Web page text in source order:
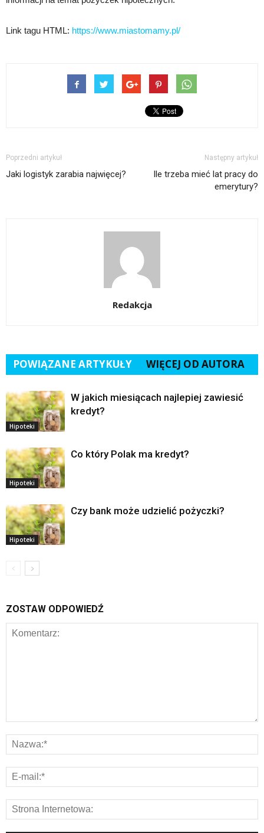
Link tagu HTML: https://www.miastomamy.pl/
Poprzedni artykuł
Jaki logistyk zarabia najwięcej?
Następny artykuł
Ile trzeba mieć lat pracy do
emerytury?
Redakcja
POWIĄZANE ARTYKUŁY WIĘCEJ OD AUTORA
Hipoteki
W jakich miesiącach najlepiej zawiesić
kredyt?
Hipoteki
Co który Polak ma kredyt?
Hipoteki
Czy bank może udzielić pożyczki?
ZOSTAW ODPOWIEDŹ